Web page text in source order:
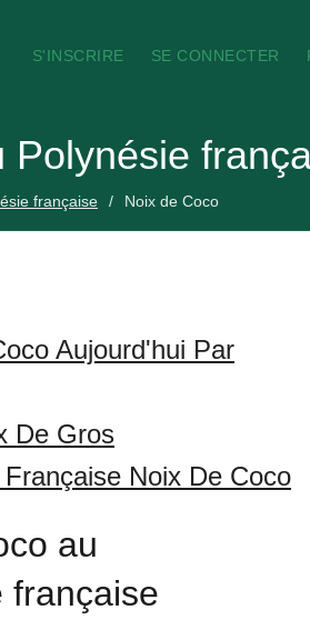
S'INSCRIRE SE CONNECTER
Polynésie
française Noix de Coco
Aujourd'hui Par
De Gros
Noix De Coco
au
française